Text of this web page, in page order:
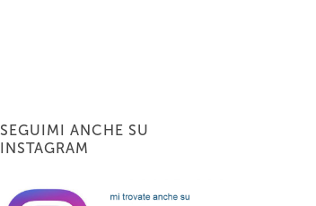
SEGUIMI ANCHE SU
INSTAGRAM